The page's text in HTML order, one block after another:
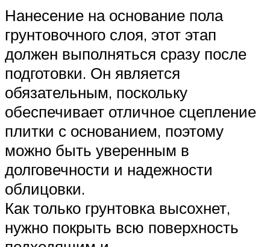
Нанесение на основание пола
грунтовочного слоя, этот этап
должен выполняться сразу после
подготовки. Он является
обязательным, поскольку
обеспечивает отличное сцепление
плитки с основанием, поэтому
можно быть уверенным в
долговечности и надежности
облицовки.
Как только грунтовка высохнет,
нужно покрыть всю поверхность